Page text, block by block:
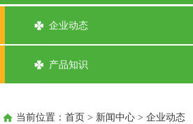
企业动态
产品知识
当前位置：首页 > 新闻中心 >企业动态